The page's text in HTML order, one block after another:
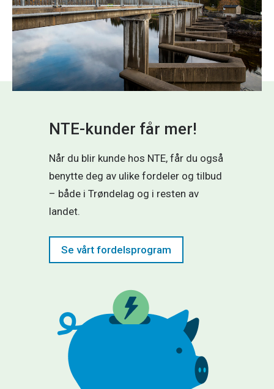
Slik produserer vi energi
NTE-kunder får mer!
Når du blir kunde hos NTE, får du også
benytte deg av ulike fordeler og tilbud
– både i Trøndelag og i resten av
landet.
Se vårt fordelsprogram